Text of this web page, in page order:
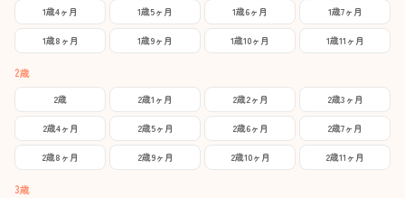
1歳4ヶ月 1歳5ヶ月 1歳6ヶ月 1歳7ヶ月
1歳8ヶ月 1歳9ヶ月 1歳10ヶ月 1歳11ヶ月
2歳
2歳 2歳1ヶ月 2歳2ヶ月 2歳3ヶ月
2歳4ヶ月 2歳5ヶ月 2歳6ヶ月 2歳7ヶ月
2歳8ヶ月 2歳9ヶ月 2歳10ヶ月 2歳11ヶ月
3歳